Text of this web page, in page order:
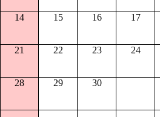
14 15 16 17
21 22 23 24
28 29 30